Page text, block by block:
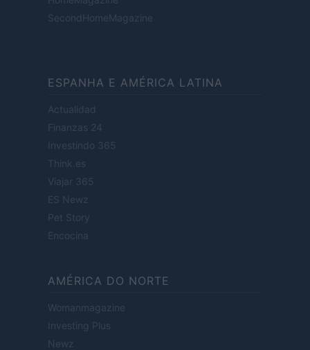
SecondHomeMagazine
ESPANHA E AMÉRICA LATINA
Actualidad
Finanzas 24
Investindo 365
Think.es
Viajar 365
ES Newz
Pet Story
Encocina
AMÉRICA DO NORTE
Womanmagazine
Investing Plus
Newz